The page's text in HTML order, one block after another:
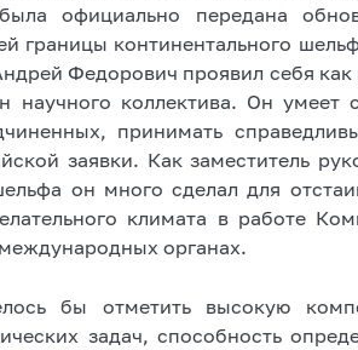
официально передана
границы континентального
Федорович проявил себя
научного коллектива. Он
принимать
заявки. Как заместитель
он много сделал для
климата в работе
органах.
бы отметить высокую
задач, способность